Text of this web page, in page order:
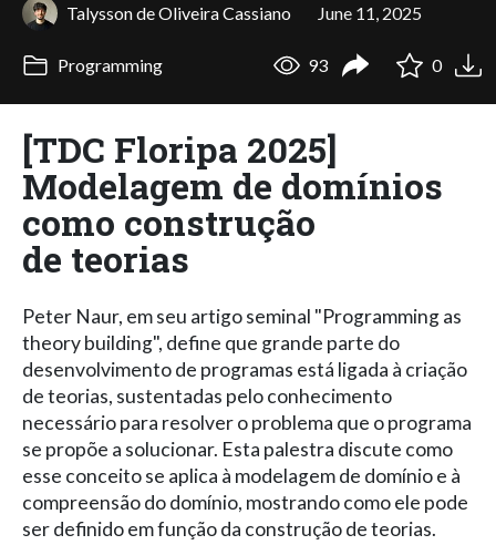
Talysson de Oliveira Cassiano June 11, 2025
Programming 93 0
[TDC Floripa 2025]
Modelagem de domínios
como construção
de teorias
Peter Naur, em seu artigo seminal "Programming as
theory building", define que grande parte do
desenvolvimento de programas está ligada à criação
de teorias, sustentadas pelo conhecimento
necessário para resolver o problema que o programa
se propõe a solucionar. Esta palestra discute como
esse conceito se aplica à modelagem de domínio e à
compreensão do domínio, mostrando como ele pode
ser definido em função da construção de teorias.